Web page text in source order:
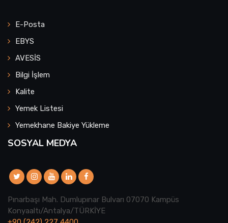
E-Posta
EBYS
AVESİS
Bilgi İşlem
Kalite
Yemek Listesi
Yemekhane Bakiye Yükleme
SOSYAL MEDYA
Pınarbaşı Mah. Dumlupınar Bulvarı 07070 Kampüs
Konyaaltı/Antalya/TÜRKİYE